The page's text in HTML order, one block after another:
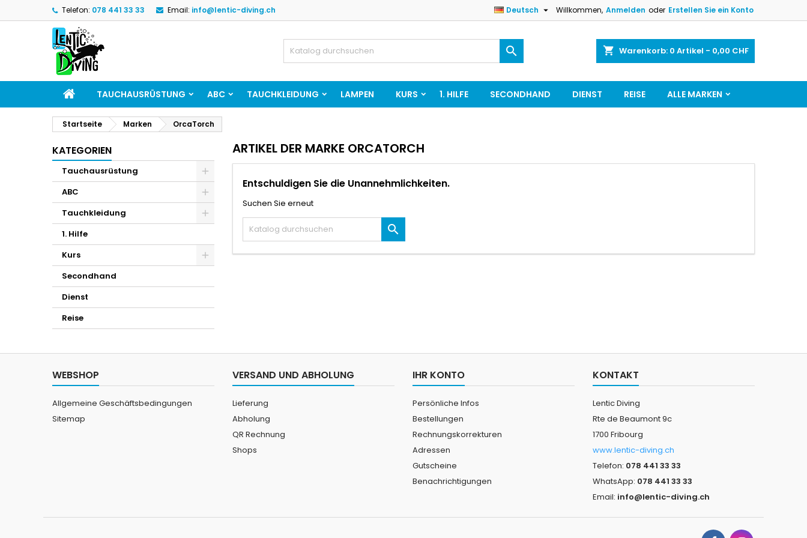
Telefon: 078 441 33 33 Email: info@lentic-diving.ch Willkommen, Anmelden oder Erstellen Sie ein Konto
Deutsch 
shopping_cart Warenkorb: 0 Artikel - 0,00 CHF

TAUCHAUSRÜSTUNG ABC TAUCHKLEIDUNG LAMPEN KURS 1. HILFE SECONDHAND DIENST REISE ALLE MARKEN
Startseite Marken OrcaTorch
KATEGORIEN
Tauchausrüstung
ABC
Tauchkleidung
1. Hilfe
Kurs
Secondhand
Dienst
Reise
ARTIKEL DER MARKE ORCATORCH
Entschuldigen Sie die Unannehmlichkeiten.
Suchen Sie erneut

WEBSHOP
Allgemeine Geschäftsbedingungen
Sitemap
VERSAND UND ABHOLUNG
Lieferung
Abholung
QR Rechnung
Shops
IHR KONTO
Persönliche Infos
Bestellungen
Rechnungskorrekturen
Adressen
Gutscheine
Benachrichtigungen
KONTAKT
Lentic Diving
Rte de Beaumont 9c
1700 Fribourg
www.lentic-diving.ch
Telefon: 078 441 33 33
WhatsApp: 078 441 33 33
Email: info@lentic-diving.ch